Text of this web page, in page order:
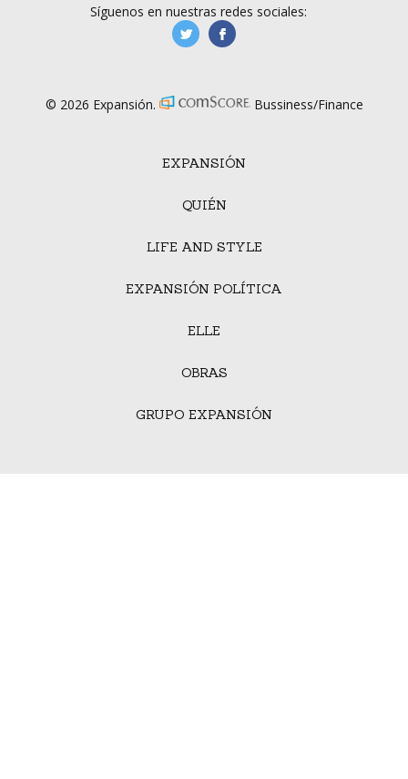
EXPANSIÓN
QUIÉN
LIFE AND STYLE
EXPANSIÓN POLÍTICA
ELLE
OBRAS
GRUPO EXPANSIÓN
Síguenos en nuestras redes sociales:
manufacturaGE
© 2026 Expansión. Bussiness/Finance